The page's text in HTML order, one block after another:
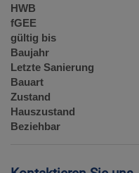
HWB
fGEE
gültig bis
Baujahr
Letzte Sanierung
Bauart
Zustand
Hauszustand
Beziehbar